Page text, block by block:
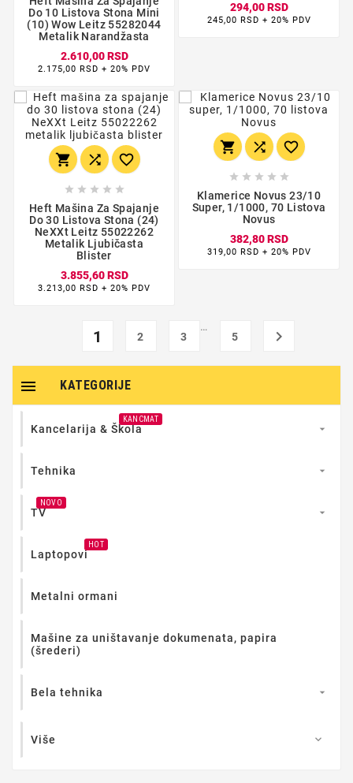
Do 10 Listova Stona Mini
(10) Wow Leitz 55282044
Metalik Narandžasta
2.610,00 RSD
2.175,00 RSD + 20% PDV
294,00 RSD
245,00 RSD + 20% PDV
  
    
Heft Mašina Za Spajanje
Do 30 Listova Stona (24)
NeXXt Leitz 55022262
Metalik Ljubičasta
Blister
3.855,60 RSD
3.213,00 RSD + 20% PDV
  
    
Klamerice Novus 23/10
Super, 1/1000, 70 Listova
Novus
382,80 RSD
319,00 RSD + 20% PDV
1 2 3
…
5

KATEGORIJE

Kancelarija & Škola
KANCMAT

Tehnika 
TV
NOVO

Laptopovi
HOT
Metalni ormani
Mašine za uništavanje dokumenata, papira
(šrederi)
Bela tehnika 
Više 